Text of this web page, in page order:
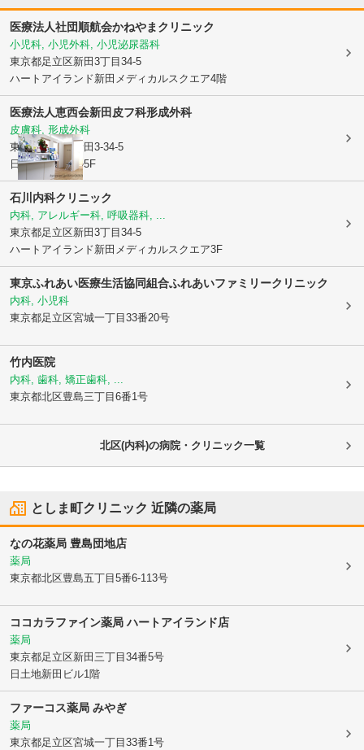
医療法人社団順航会かねやまクリニック
小児科, 小児外科, 小児泌尿器科
東京都足立区新田3丁目34-5
ハートアイランド新田メディカルスクエア4階
医療法人恵西会新田皮フ科形成外科
皮膚科, 形成外科
東京都足立区 新田3-34-5
日土地新田ビル5F
石川内科クリニック
内科, アレルギー科, 呼吸器科, ...
東京都足立区新田3丁目34-5
ハートアイランド新田メディカルスクエア3F
東京ふれあい医療生活協同組合ふれあいファミリークリニック
内科, 小児科
東京都足立区宮城一丁目33番20号
竹内医院
内科, 歯科, 矯正歯科, ...
東京都北区豊島三丁目6番1号
北区(内科)の病院・クリニック一覧
としま町クリニック 近隣の薬局
なの花薬局 豊島団地店
薬局
東京都北区豊島五丁目5番6-113号
ココカラファイン薬局 ハートアイランド店
薬局
東京都足立区新田三丁目34番5号
日土地新田ビル1階
ファーコス薬局 みやぎ
薬局
東京都足立区宮城一丁目33番1号